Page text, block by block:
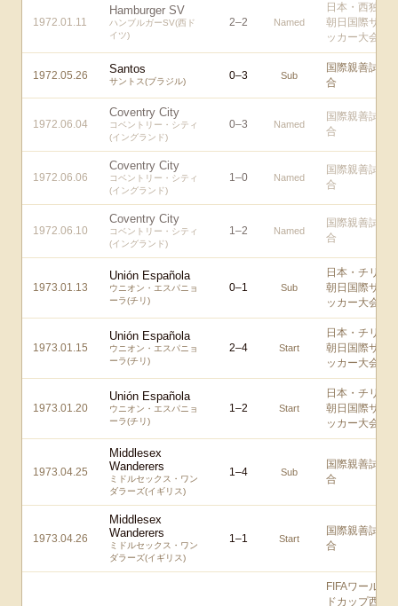
1972.01.11
Hamburger SV
ハンブルガーSV(西ド
イツ)
2–2 Named
日本・西独
朝日国際サ
ッカー大会
1972.05.26 Santos
サントス(ブラジル) 0–3 Sub
国際親善試
合
1972.06.04
Coventry City
コベントリー・シティ
(イングランド)
0–3 Named
国際親善試
合
1972.06.06
Coventry City
コベントリー・シティ
(イングランド)
1–0 Named
国際親善試
合
1972.06.10
Coventry City
コベントリー・シティ
(イングランド)
1–2 Named
国際親善試
合
1973.01.13
Unión Española
ウニオン・エスパニョ
ーラ(チリ)
0–1 Sub
日本・チリ
朝日国際サ
ッカー大会
1973.01.15
Unión Española
ウニオン・エスパニョ
ーラ(チリ)
2–4 Start
日本・チリ
朝日国際サ
ッカー大会
1973.01.20
Unión Española
ウニオン・エスパニョ
ーラ(チリ)
1–2 Start
日本・チリ
朝日国際サ
ッカー大会
1973.04.25
Middlesex
Wanderers
ミドルセックス・ワン
ダラーズ(イギリス)
1–4 Sub
国際親善試
合
1973.04.26
Middlesex
Wanderers
ミドルセックス・ワン
ダラーズ(イギリス)
1–1 Start
国際親善試
合
FIFAワール
ドカップ西